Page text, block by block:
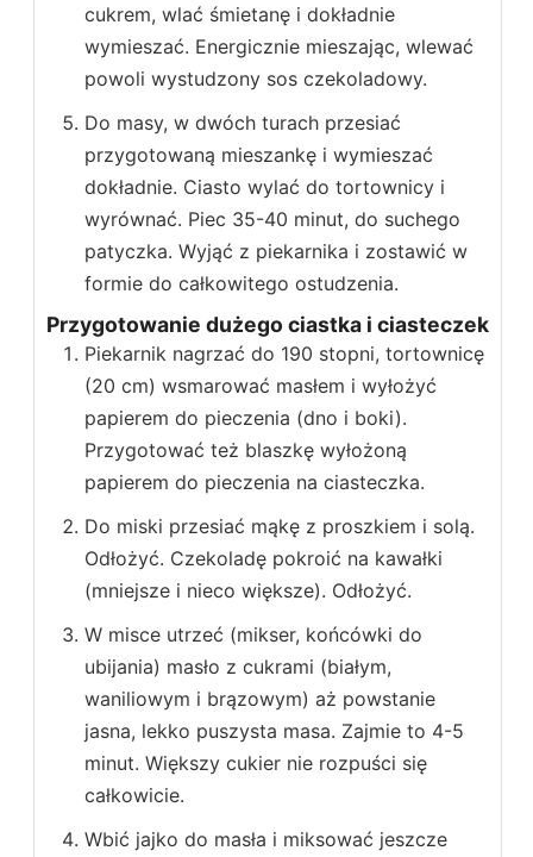
cukrem, wlać śmietanę i dokładnie
wymieszać. Energicznie mieszając, wlewać
powoli wystudzony sos czekoladowy.
Do masy, w dwóch turach przesiać
przygotowaną mieszankę i wymieszać
dokładnie. Ciasto wylać do tortownicy i
wyrównać. Piec 35-40 minut, do suchego
patyczka. Wyjąć z piekarnika i zostawić w
formie do całkowitego ostudzenia.
Przygotowanie dużego ciastka i ciasteczek
Piekarnik nagrzać do 190 stopni, tortownicę
(20 cm) wsmarować masłem i wyłożyć
papierem do pieczenia (dno i boki).
Przygotować też blaszkę wyłożoną
papierem do pieczenia na ciasteczka.
Do miski przesiać mąkę z proszkiem i solą.
Odłożyć. Czekoladę pokroić na kawałki
(mniejsze i nieco większe). Odłożyć.
W misce utrzeć (mikser, końcówki do
ubijania) masło z cukrami (białym,
waniliowym i brązowym) aż powstanie
jasna, lekko puszysta masa. Zajmie to 4-5
minut. Większy cukier nie rozpuści się
całkowicie.
Wbić jajko do masła i miksować jeszcze